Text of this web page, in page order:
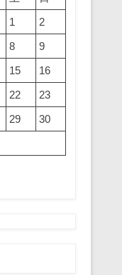
1
2
8
9
15
16
22
23
29
30